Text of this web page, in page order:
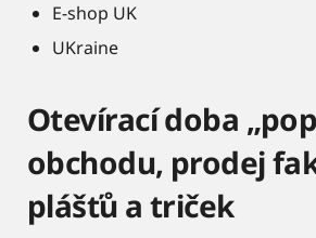
E-shop UK
UKraine
Otevírací doba
obchodu, prodej
plášťů a triček